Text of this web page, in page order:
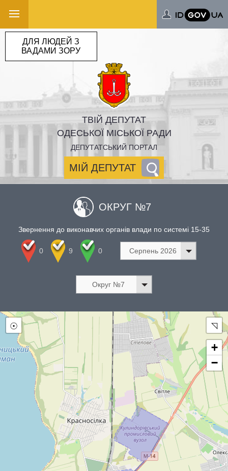
ТВІЙ ДЕПУТАТ
ОДЕСЬКОЇ МІСЬКОЇ РАДИ
ДЕПУТАТСЬКИЙ ПОРТАЛ
МІЙ ДЕПУТАТ
ДЛЯ ЛЮДЕЙ З
ВАДАМИ ЗОРУ
ОКРУГ №7
Звернення до виконавчих органів влади по системі 15-35
0 9 0 Серпень 2026
Округ №7
☉ ◹
+
−